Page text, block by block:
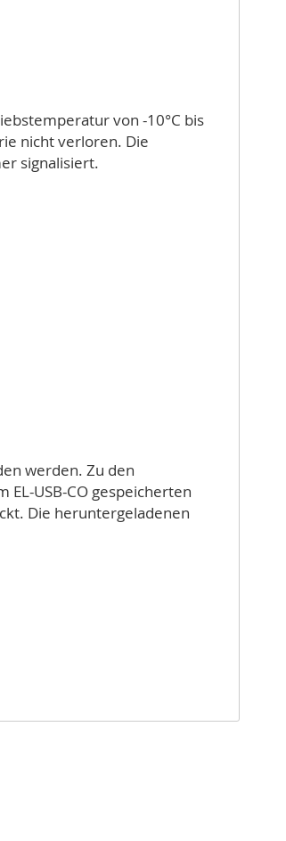
von -10°C bis
nicht verloren. Die
signalisiert.
werden. Zu den
USB-CO gespeicherten
Die heruntergeladenen